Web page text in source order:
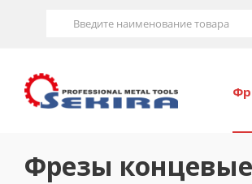
Введите наименование товара
Фрезы